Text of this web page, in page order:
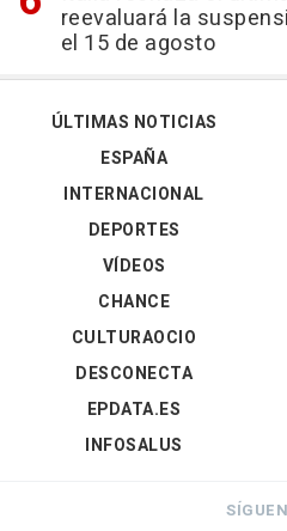
reevaluará la
el 15 de agosto
ÚLTIMAS NOTICIAS
ESPAÑA
INTERNACIONAL
DEPORTES
VÍDEOS
CHANCE
CULTURAOCIO
DESCONECTA
EPDATA.ES
INFOSALUS